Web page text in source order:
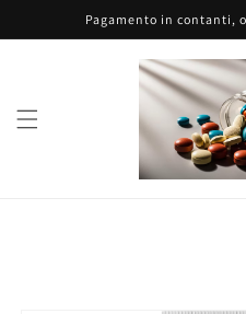
direttamente
ai contenuti
Pagamento in contanti,